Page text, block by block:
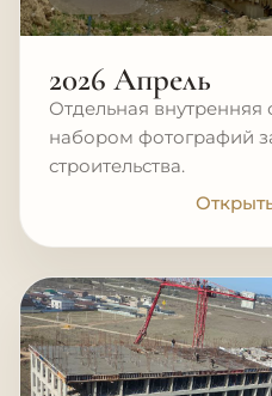
2026 Апрель
Отдельная
набором фотографий
строительства.